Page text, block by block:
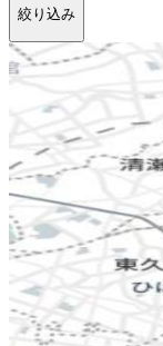
絞り込み